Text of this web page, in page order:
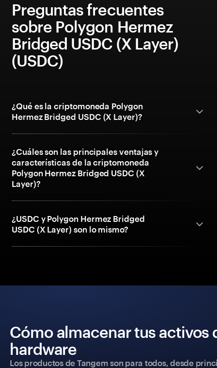
Preguntas frecuentes
sobre Polygon Hermez
Bridged USDC (X Layer)
(USDC)
¿Qué es la criptomoneda Polygon
Hermez Bridged USDC (X Layer)?
¿Cuáles son las principales ventajas y
características de la criptomoneda
Polygon Hermez Bridged USDC (X
Layer)?
¿USDC y Polygon Hermez Bridged
USDC (X Layer) son lo mismo?
Cómo almacenar tus activos
hardware
Los productos de Tangem son para todos, desde